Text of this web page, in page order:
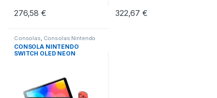
276,58€ 322,67€
Consolas Consolas Nintendo
Switch,Videoconsolas
CONSOLA NINTENDO
SWITCH OLED NEON